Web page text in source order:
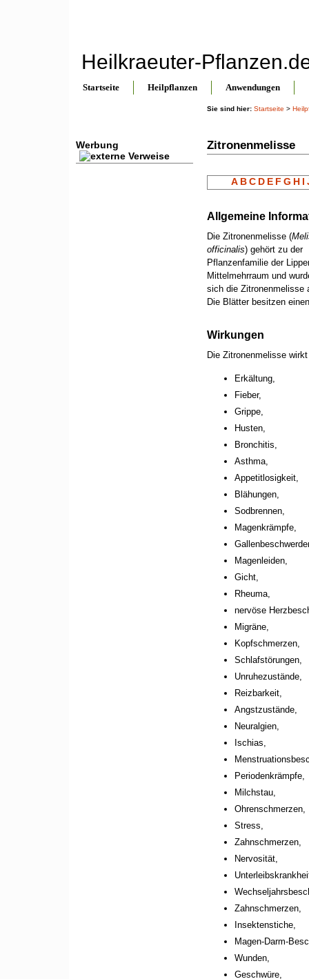
Heilkraeuter-
Startseite Heilpflanzen Anwendungen
Sie sind hier: Startseite >
Zitronenmelisse
A BC D E F G H I
Allgemeine
Die Zitronenmelisse (
officinalis) gehört zu der
Pflanzenfamilie der
Mittelmehrraum und
sich die Zitronenmelisse
Die Blätter besitzen
Wirkungen
Die Zitronenmelisse
Erkältung,
Fieber,
Grippe,
Husten,
Bronchitis,
Asthma,
Appetitlosigkeit,
Blähungen,
Sodbrennen,
Magenkrämpfe,
Magenleiden,
Gicht,
Rheuma,
nervöse
Migräne,
Kopfschmerzen,
Schlafstörungen,
Unruhezustände,
Reizbarkeit,
Angstzustände,
Neuralgien,
Ischias,
Periodenkrämpfe,
Milchstau,
Ohrenschmerzen,
Stress,
Zahnschmerzen,
Nervosität,
Zahnschmerzen,
Insektenstiche,
Magen-Darm-
Wunden,
Geschwüre,
Werbung